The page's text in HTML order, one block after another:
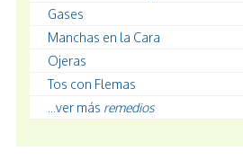
Gases
Manchas en la Cara
Ojeras
Tos con Flemas
...ver más remedios